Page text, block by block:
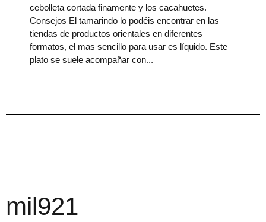
cebolleta cortada finamente y los cacahuetes.
Consejos El tamarindo lo podéis encontrar en las
tiendas de productos orientales en diferentes
formatos, el mas sencillo para usar es líquido. Este
plato se suele acompañar con
mil921